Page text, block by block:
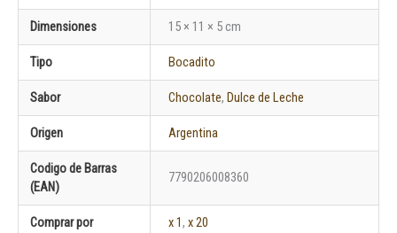
Dimensiones 15 × 11 × 5 cm
Tipo Bocadito
Sabor Chocolate, Dulce de Leche
Origen Argentina
Codigo de Barras
(EAN)
7790206008360
Comprar por x 1, x 20